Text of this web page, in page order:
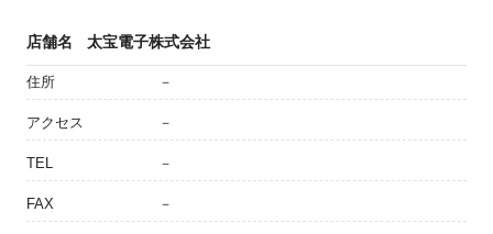
店舗名 太宝電子株式会社
住所 －
アクセス －
TEL －
FAX －